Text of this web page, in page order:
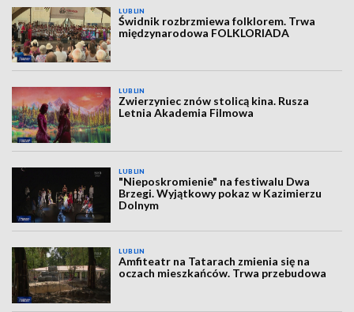
LUBLIN
Świdnik rozbrzmiewa folklorem. Trwa
międzynarodowa FOLKLORIADA
LUBLIN
Zwierzyniec znów stolicą kina. Rusza
Letnia Akademia Filmowa
LUBLIN
"Nieposkromienie" na festiwalu Dwa
Brzegi. Wyjątkowy pokaz w Kazimierzu
Dolnym
LUBLIN
Amfiteatr na Tatarach zmienia się na
oczach mieszkańców. Trwa przebudowa